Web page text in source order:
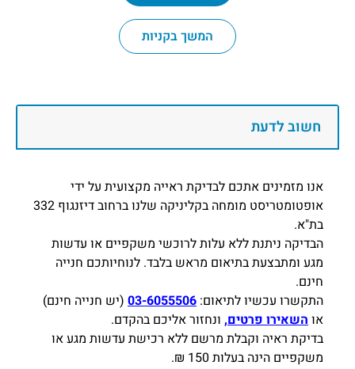
המשך בקניות
חשוב לדעת
אנו מזמינים אתכם לבדיקת ראייה מקצועית על ידי
אופטומטריסט מומחה בקליניקה שלנו ברחוב דיזנגוף 332
בת"א.
הבדיקה ניתנת ללא עלות לרוכשי משקפיים או עדשות
מגע ומתבצעת בתיאום מראש בלבד. לנוחיותכם חנייה
חינם.
התקשרו עכשיו לתיאום: 03-6055506 (יש חנייה חינם)
אוהשאירו פרטים, ונחזור אליכם בהקדם.
בדיקת ראיה וקבלת מרשם ללא רכישת עדשות מגע או
משקפיים הינה בעלות 150 ₪.